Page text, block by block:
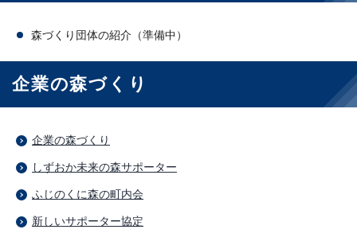
森づくり団体の紹介（準備中）
企業の森づくり
企業の森づくり
しずおか未来の森サポーター
ふじのくに森の町内会
新しいサポーター協定